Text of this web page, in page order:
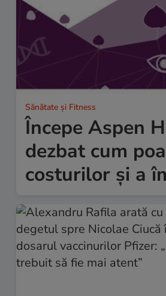
Sănătate și Fitness
Începe Aspen
dezbat cum
costurilor și a